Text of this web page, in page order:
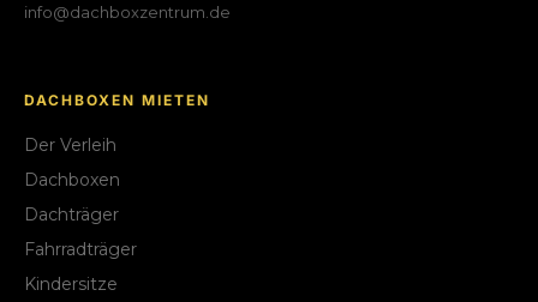
info@dachboxzentrum.de
DACHBOXEN MIETEN
Der Verleih
Dachboxen
Dachträger
Fahrradträger
Kindersitze